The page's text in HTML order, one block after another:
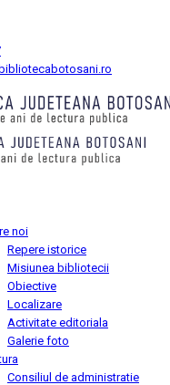
noi
Repere istorice
Misiunea bibliotecii
Obiective
Localizare
Activitate editoriala
Galerie foto
Consiliul de administratie